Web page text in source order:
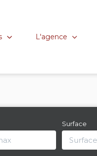
L'agence
Surface